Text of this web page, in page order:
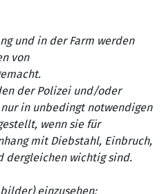
und in der Farm werden
von
der Polizei und/oder
in unbedingt notwendigen
wenn sie für
mit Diebstahl, Einbruch,
dergleichen wichtig sind.
einzusehen;